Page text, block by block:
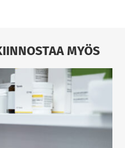
MYÖS